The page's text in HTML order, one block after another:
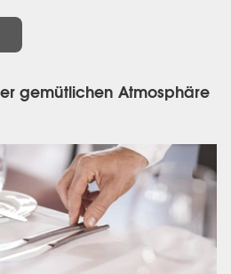
gemütlichen Atmosphäre